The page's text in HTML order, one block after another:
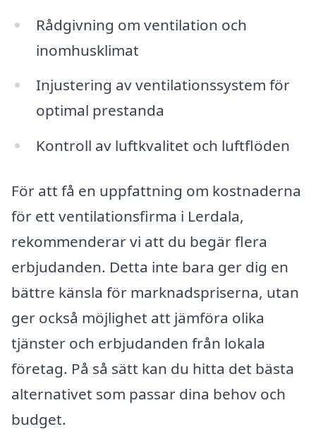
Rådgivning om ventilation och
inomhusklimat
Injustering av ventilationssystem för
optimal prestanda
Kontroll av luftkvalitet och luftflöden
För att få en uppfattning om kostnaderna
för ett ventilationsfirma i Lerdala,
rekommenderar vi att du begär flera
erbjudanden. Detta inte bara ger dig en
bättre känsla för marknadspriserna, utan
ger också möjlighet att jämföra olika
tjänster och erbjudanden från lokala
företag. På så sätt kan du hitta det bästa
alternativet som passar dina behov och
budget.